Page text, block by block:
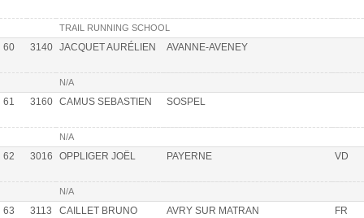
TRAIL RUNNING SCHOOL
60 3140 JACQUET AURÉLIEN AVANNE-AVENEY
N/A
61 3160 CAMUS SEBASTIEN SOSPEL
N/A
62 3016 OPPLIGER JOËL PAYERNE VD
N/A
63 3113 CAILLET BRUNO AVRY SUR MATRAN FR